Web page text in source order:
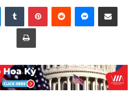
LinkedInTumblr PinterestReddit Messenger
Share via Email
Print